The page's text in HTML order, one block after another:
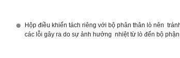
Hộp điều khiển tách riêng với bộ phân thân lò nên
các lỗi gây ra do sự ảnh hưởng nhiệt từ lò đến bộ phận